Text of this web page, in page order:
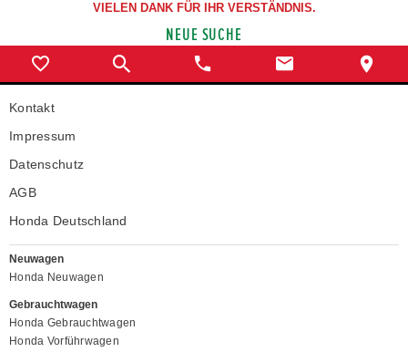
Angebote
Service & Zubehör
Unser Autohaus
VIELEN DANK FÜR IHR VERSTÄNDNIS.
NEUE SUCHE
Kontakt
Impressum
Datenschutz
AGB
Honda Deutschland
Neuwagen
Honda Neuwagen
Gebrauchtwagen
Honda Gebrauchtwagen
Honda Vorführwagen